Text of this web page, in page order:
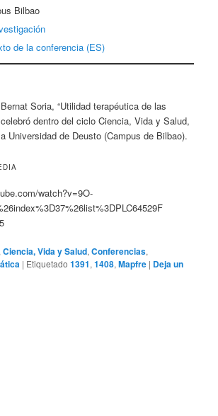
Bilbao
de la conferencia (ES)
Soria, “Utilidad terapéutica de las
dentro del ciclo Ciencia, Vida y Salud,
Universidad de Deusto (Campus de Bilbao).
watch?v=9O-
,Ciencia, Vida y Salud,Conferencias,
| Etiquetado 1391,1408,Mapfre | Deja un